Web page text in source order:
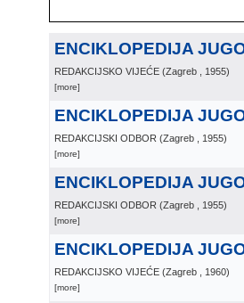
ENCIKLOPEDIJA
REDAKCIJSKO VIJEĆE (Zagreb , 1955)
[more]
ENCIKLOPEDIJA
REDAKCIJSKI ODBOR (Zagreb , 1955)
[more]
ENCIKLOPEDIJA
REDAKCIJSKI ODBOR (Zagreb , 1955)
[more]
ENCIKLOPEDIJA
REDAKCIJSKO VIJEĆE (Zagreb , 1960)
[more]